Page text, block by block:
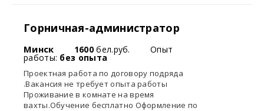
Горничная-администратор
Минск 1600 бел.руб. Опыт
работы: без опыта
Проектная работа по договору подряда
.Вакансия не требует опыта работы
Проживание в комнате на время
вахты.Обучение бесплатно Оформление по